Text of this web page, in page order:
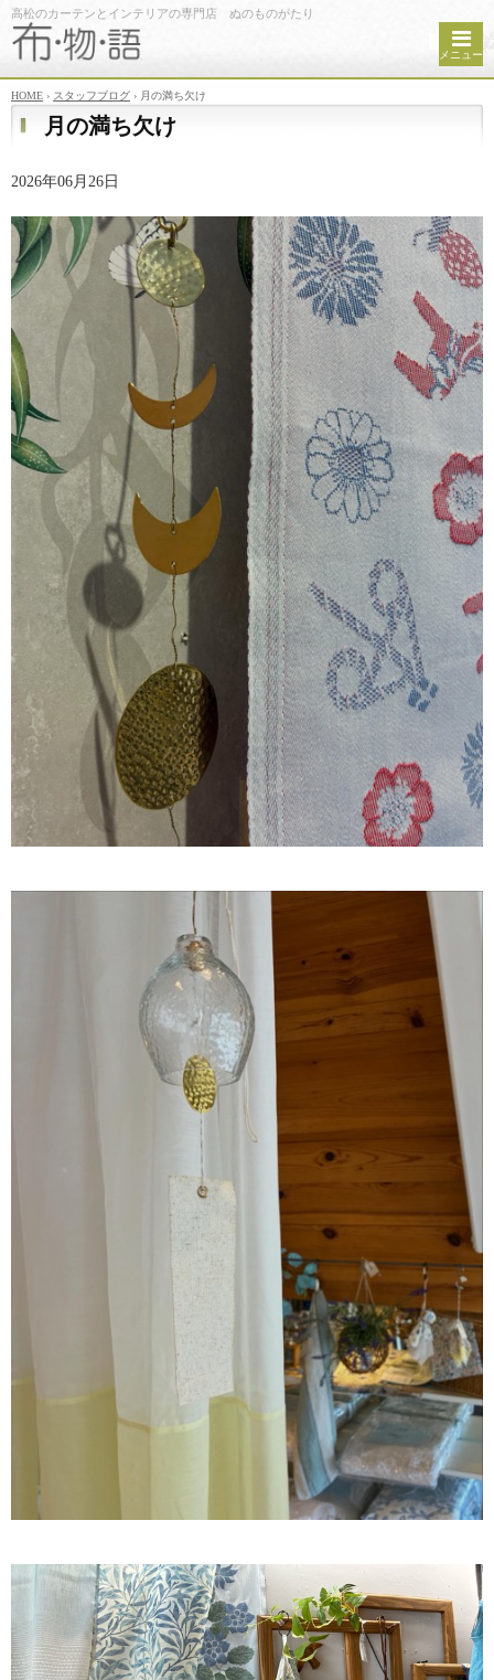
高松のカーテンとインテリアの専門店 ぬのものがたり
メニュー
HOME › スタッフブログ › 月の満ち欠け
月の満ち欠け
2026年06月26日